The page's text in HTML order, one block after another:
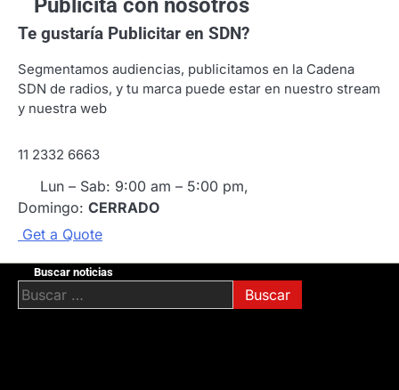
Publicitá con nosotros
Te gustaría Publicitar en SDN?
Segmentamos audiencias, publicitamos en la Cadena
SDN de radios, y tu marca puede estar en nuestro stream
y nuestra web
11 2332 6663
Lun – Sab: 9:00 am – 5:00 pm,
Domingo: CERRADO
Get a Quote
Buscar noticias
Buscar: